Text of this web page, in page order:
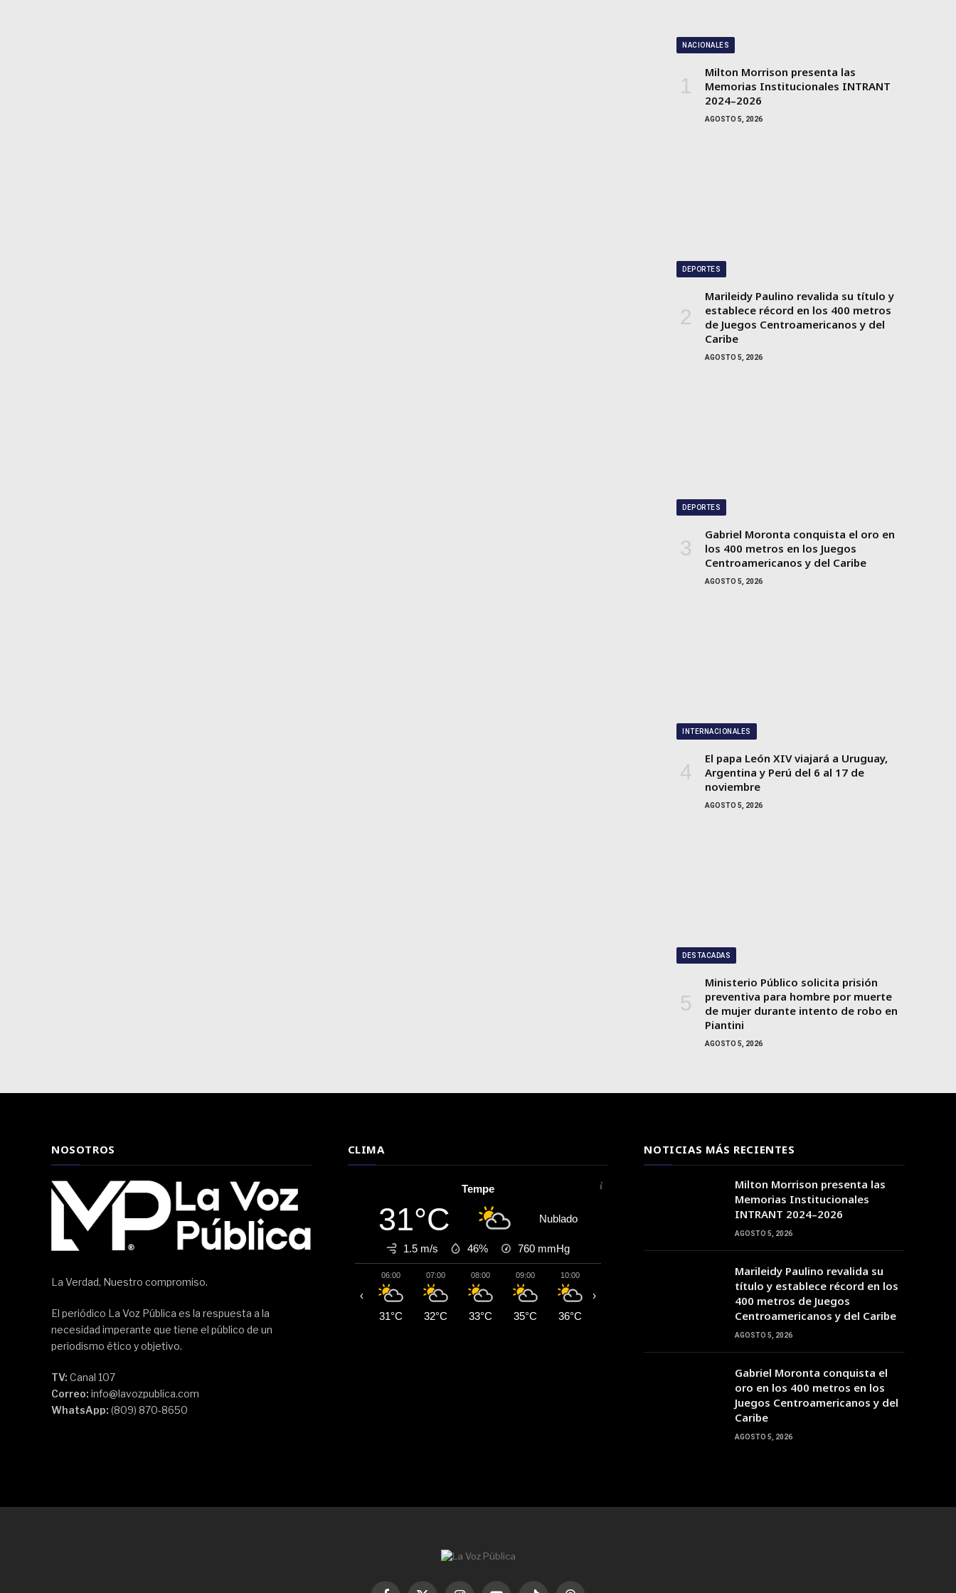
NACIONALES
Milton Morrison presenta las
Memorias Institucionales INTRANT
2024–2026
AGOSTO 5, 2026
DEPORTES
Marileidy Paulino revalida su título y
establece récord en los 400 metros
de Juegos Centroamericanos y del
Caribe
AGOSTO 5, 2026
DEPORTES
Gabriel Moronta conquista el oro en
los 400 metros en los Juegos
Centroamericanos y del Caribe
AGOSTO 5, 2026
INTERNACIONALES
El papa León XIV viajará a Uruguay,
Argentina y Perú del 6 al 17 de
noviembre
AGOSTO 5, 2026
DESTACADAS
Ministerio Público solicita prisión
preventiva para hombre por muerte
de mujer durante intento de robo en
Piantini
AGOSTO 5, 2026
NOSOTROS
La Verdad, Nuestro compromiso.
El periódico La Voz Pública es la respuesta a la
necesidad imperante que tiene el público de un
periodismo ético y objetivo.
TV: Canal 107
Correo: info@lavozpublica.com
WhatsApp: (809) 870-8650
CLIMA
Tempe
31°C Nublado
1.5 m/s 46% 760 mmHg
06:00
31°C
07:00
32°C
08:00
33°C
09:00
35°C
10:00
36°C
14:00
42°C
15:00
41°C
16:00
40°C
17:00
40°C
‹ ›
NOTICIAS MÁS RECIENTES
Milton Morrison presenta las
Memorias Institucionales
INTRANT 2024–2026
AGOSTO 5, 2026
Marileidy Paulino revalida su
título y establece récord en los
400 metros de Juegos
Centroamericanos y del Caribe
AGOSTO 5, 2026
Gabriel Moronta conquista el
oro en los 400 metros en los
Juegos Centroamericanos y del
Caribe
AGOSTO 5, 2026